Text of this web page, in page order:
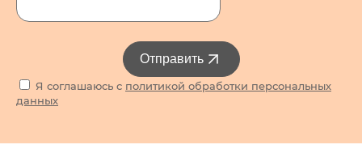
Я соглашаюсь с политикой обработки персональных
данных
Отправить